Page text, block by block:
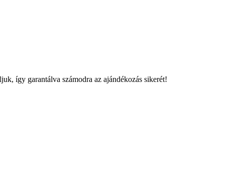
így garantálva számodra az ajándékozás sikerét!